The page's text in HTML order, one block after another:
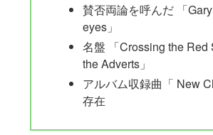
賛否両論を呼んだ 「
eyes」
名盤 「Crossing the Red
the Adverts」
アルバム収録曲「 New
存在